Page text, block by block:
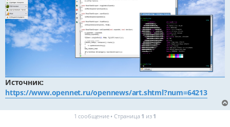
Источник:
https://www.opennet.ru/opennews/art.shtml?num=64213
1 сообщение • Страница 1 из 1